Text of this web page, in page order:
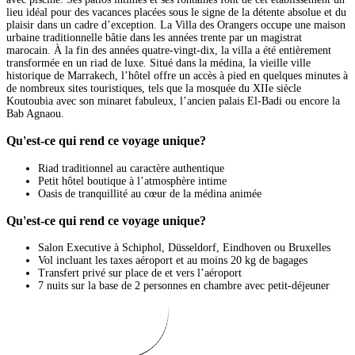
lieu idéal pour des vacances placées sous le signe de la détente absolue et du
plaisir dans un cadre d’exception. La Villa des Orangers occupe une maison
urbaine traditionnelle bâtie dans les années trente par un magistrat
marocain. À la fin des années quatre-vingt-dix, la villa a été entièrement
transformée en un riad de luxe. Situé dans la médina, la vieille ville
historique de Marrakech, l’hôtel offre un accès à pied en quelques minutes à
de nombreux sites touristiques, tels que la mosquée du XIIe siècle
Koutoubia avec son minaret fabuleux, l’ancien palais El-Badi ou encore la
Bab Agnaou.
Qu'est-ce qui rend ce voyage unique?
Riad traditionnel au caractère authentique
Petit hôtel boutique à l’atmosphère intime
Oasis de tranquillité au cœur de la médina animée
Qu'est-ce qui rend ce voyage unique?
Salon Executive à Schiphol, Düsseldorf, Eindhoven ou Bruxelles
Vol incluant les taxes aéroport et au moins 20 kg de bagages
Transfert privé sur place de et vers l’aéroport
7 nuits sur la base de 2 personnes en chambre avec petit-déjeuner